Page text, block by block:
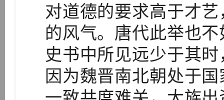
对道德的要求高于才
的风气。唐代此举也
史书中所见远少于其
因为魏晋南北朝处于